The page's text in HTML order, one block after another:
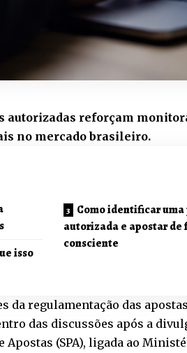
reforçam
no mercado brasileiro.
isso
Como identificar
autorizada e apostar de
consciente
da regulamentação das
das discussões após a
(SPA), ligada ao